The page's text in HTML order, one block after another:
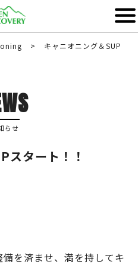
> キャニオニング＆SUP
らせ
スタート！！
を済ませ、満を持してキ